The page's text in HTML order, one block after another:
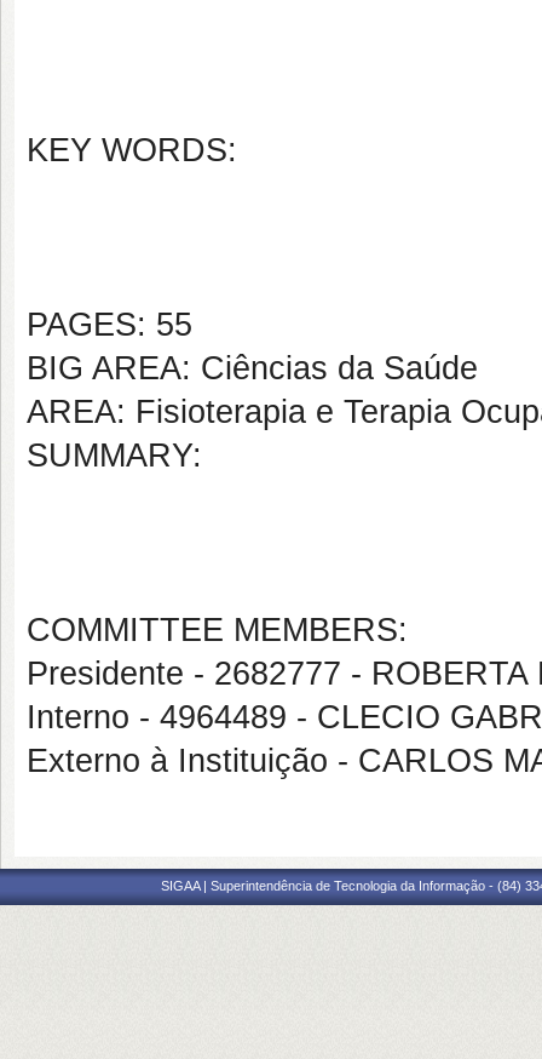
KEY WORDS:
PAGES: 55
BIG AREA: Ciências da Saúde
AREA: Fisioterapia e Terapia
SUMMARY:
COMMITTEE MEMBERS:
Presidente - 2682777 -
Interno - 4964489 - CLECIO
Externo à Instituição - CARLOS
SIGAA | Superintendência de Tecnologia da Informação - (84)